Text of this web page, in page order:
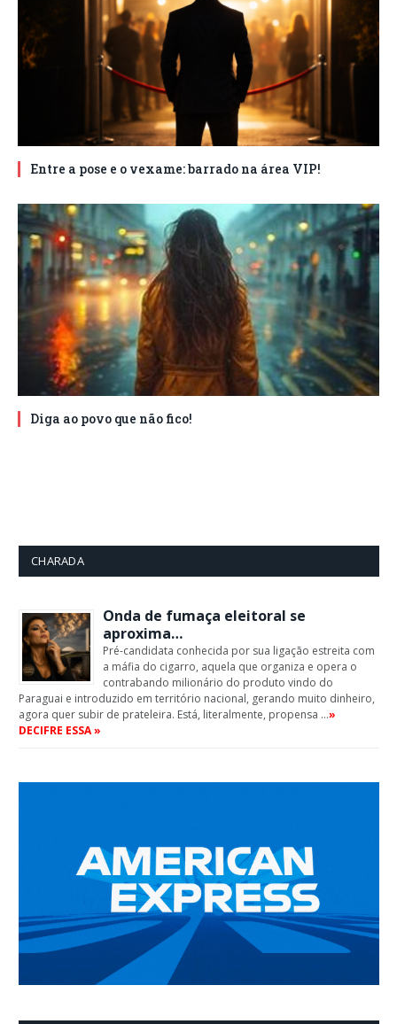
Entre a pose e o vexame: barrado na área VIP!
Diga ao povo que não fico!
CHARADA
Onda de fumaça eleitoral se
aproxima…
Pré-candidata conhecida por sua ligação estreita com
a máfia do cigarro, aquela que organiza e opera o
contrabando milionário do produto vindo do
Paraguai e introduzido em território nacional, gerando muito dinheiro,
agora quer subir de prateleira. Está, literalmente, propensa …»
DECIFRE ESSA »